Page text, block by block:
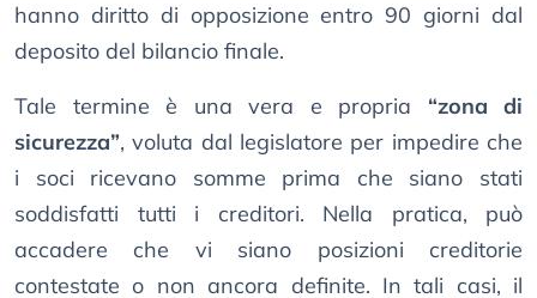
hanno diritto di opposizione entro 90 giorni dal
deposito del bilancio finale.
Tale termine è una vera e propria “zona di
sicurezza”, voluta dal legislatore per impedire che
i soci ricevano somme prima che siano stati
soddisfatti tutti i creditori. Nella pratica, può
accadere che vi siano posizioni creditorie
contestate o non ancora definite. In tali casi, il